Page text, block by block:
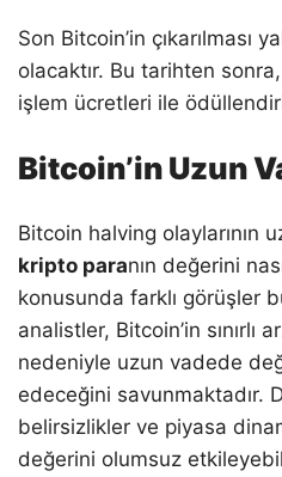
Son Bitcoin’in çıkarılması
olacaktır. Bu tarihten
işlem ücretleri ile
Bitcoin’in Uzun
Bitcoin halving olaylarının
kripto paranın değerini
konusunda farklı görüşler
analistler, Bitcoin’in sınırlı
nedeniyle uzun vadede
edeceğini savunmaktadır.
belirsizlikler ve piyasa
değerini olumsuz